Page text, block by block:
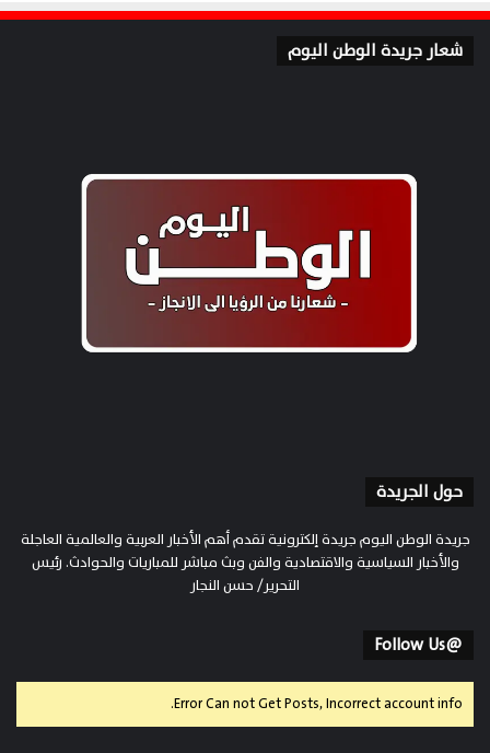
شعار جريدة الوطن اليوم
حول الجريدة
جريدة الوطن اليوم جريدة إلكترونية تقدم أهم الأخبار العربية والعالمية العاجلة
والأخبار السياسية والاقتصادية والفن وبث مباشر للمباريات والحوادث. رئيس
التحرير/ حسن النجار
@Follow Us
Error Can not Get Posts, Incorrect account info.